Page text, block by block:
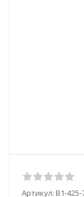
Артикул: B1-425-